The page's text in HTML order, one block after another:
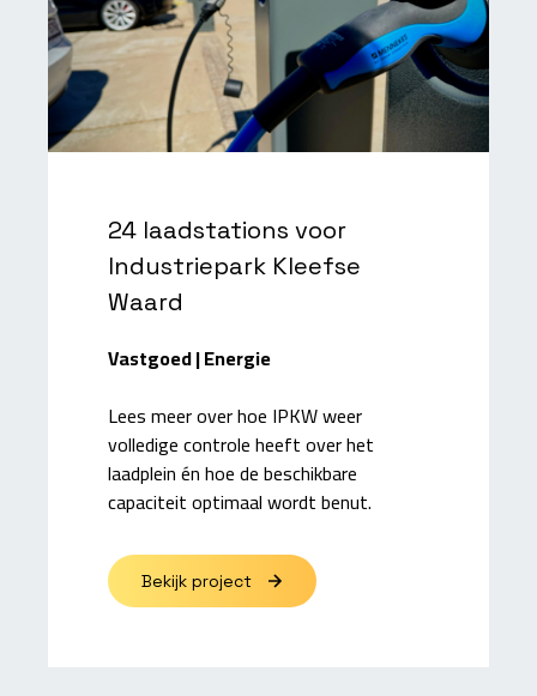
24 laadstations voor
Industriepark Kleefse
Waard
Vastgoed | Energie
Lees meer over hoe IPKW weer
volledige controle heeft over het
laadplein én hoe de beschikbare
capaciteit optimaal wordt benut.
Bekijk project